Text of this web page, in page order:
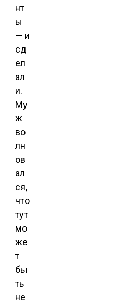
нт
ы
— и
сд
ел
ал
и.
Му
ж
во
лн
ов
ал
ся,
что
тут
мо
же
т
бы
ть
не